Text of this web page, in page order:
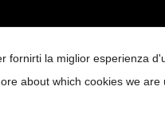
fornirti la miglior esperienza
about which cookies we